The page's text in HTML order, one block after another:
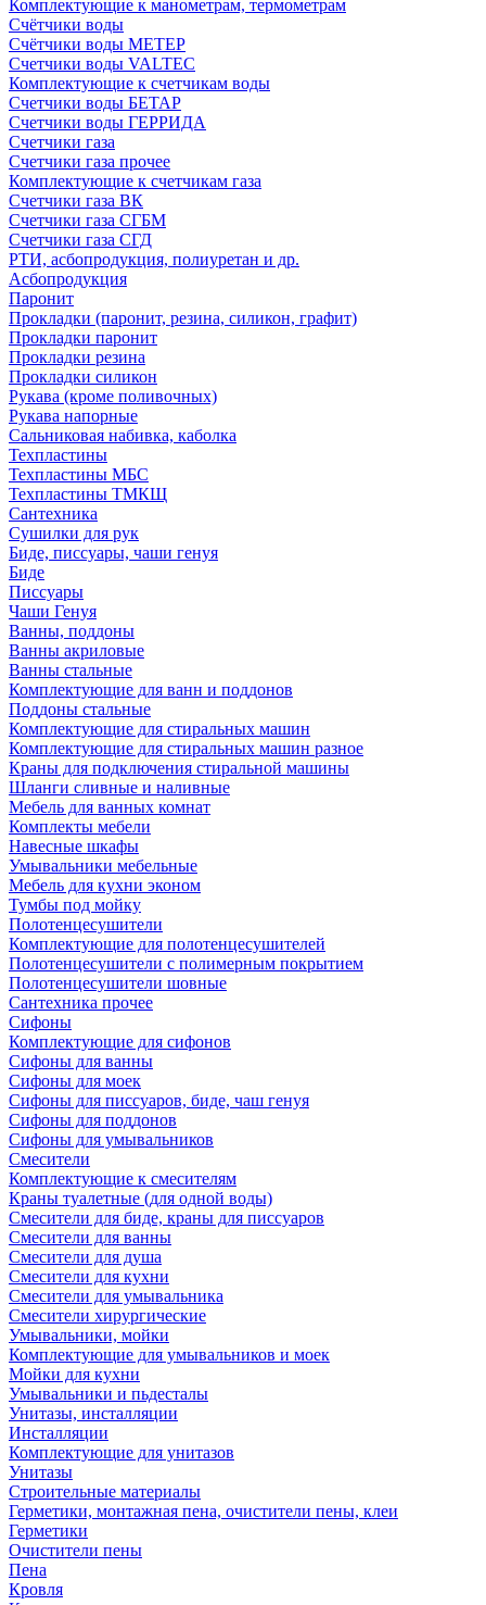
Комплектующие к манометрам, термометрам
Счётчики воды
Счётчики воды МЕТЕР
Счетчики воды VALTEC
Комплектующие к счетчикам воды
Счетчики воды БЕТАР
Счетчики воды ГЕРРИДА
Счетчики газа
Счетчики газа прочее
Комплектующие к счетчикам газа
Счетчики газа ВК
Счетчики газа СГБМ
Счетчики газа СГД
РТИ, асбопродукция, полиуретан и др.
Асбопродукция
Паронит
Прокладки (паронит, резина, силикон, графит)
Прокладки паронит
Прокладки резина
Прокладки силикон
Рукава (кроме поливочных)
Рукава напорные
Сальниковая набивка, каболка
Техпластины
Техпластины МБС
Техпластины ТМКЩ
Сантехника
Сушилки для рук
Биде, писсуары, чаши генуя
Биде
Писсуары
Чаши Генуя
Ванны, поддоны
Ванны акриловые
Ванны стальные
Комплектующие для ванн и поддонов
Поддоны стальные
Комплектующие для стиральных машин
Комплектующие для стиральных машин разное
Краны для подключения стиральной машины
Шланги сливные и наливные
Мебель для ванных комнат
Комплекты мебели
Навесные шкафы
Умывальники мебельные
Мебель для кухни эконом
Тумбы под мойку
Полотенцесушители
Комплектующие для полотенцесушителей
Полотенцесушители с полимерным покрытием
Полотенцесушители шовные
Сантехника прочее
Сифоны
Комплектующие для сифонов
Сифоны для ванны
Сифоны для моек
Сифоны для писсуаров, биде, чаш генуя
Сифоны для поддонов
Сифоны для умывальников
Смесители
Комплектующие к смесителям
Краны туалетные (для одной воды)
Смесители для биде, краны для писсуаров
Смесители для ванны
Смесители для душа
Смесители для кухни
Смесители для умывальника
Смесители хирургические
Умывальники, мойки
Комплектующие для умывальников и моек
Мойки для кухни
Умывальники и пьдесталы
Унитазы, инсталляции
Инсталляции
Комплектующие для унитазов
Унитазы
Строительные материалы
Герметики, монтажная пена, очистители пены, клеи
Герметики
Очистители пены
Пена
Кровля